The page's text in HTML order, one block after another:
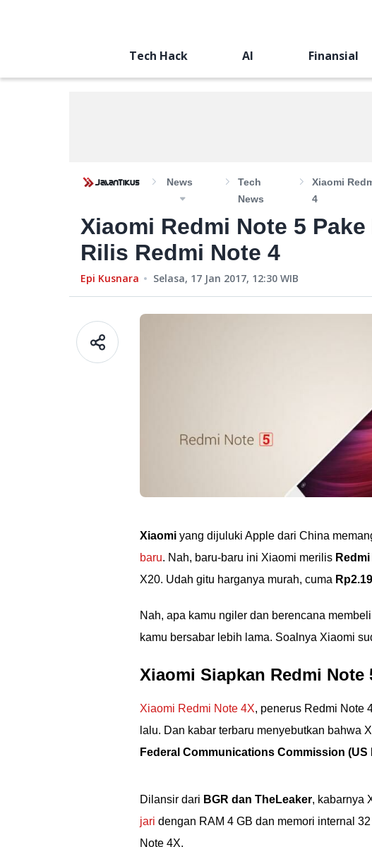
Tech Hack AI Finansial
News
Tech
News
Xiaomi
4
Xiaomi Redmi Note 5
Rilis Redmi Note 4
Epi Kusnara Selasa, 17 Jan 2017, 12:30 WIB
Xiaomi yang dijuluki Apple dari China
baru. Nah, baru-baru ini Xiaomi merilis
X20. Udah gitu harganya murah, cuma
Nah, apa kamu ngiler dan berencana
kamu bersabar lebih lama. Soalnya Xiaomi
Xiaomi Siapkan Redmi Note
Xiaomi Redmi Note 4X, penerus Redmi Note
lalu. Dan kabar terbaru menyebutkan bahwa
Federal Communications Commission (US
Dilansir dari BGR dan TheLeaker, kabarnya
jari dengan RAM 4 GB dan memori internal
Note 4X.